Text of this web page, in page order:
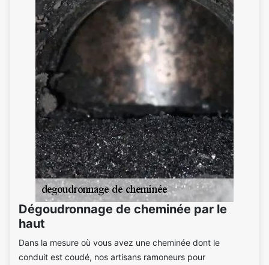
Dégoudronnage de cheminée par le
haut
Dans la mesure où vous avez une cheminée dont le
conduit est coudé, nos artisans ramoneurs pour